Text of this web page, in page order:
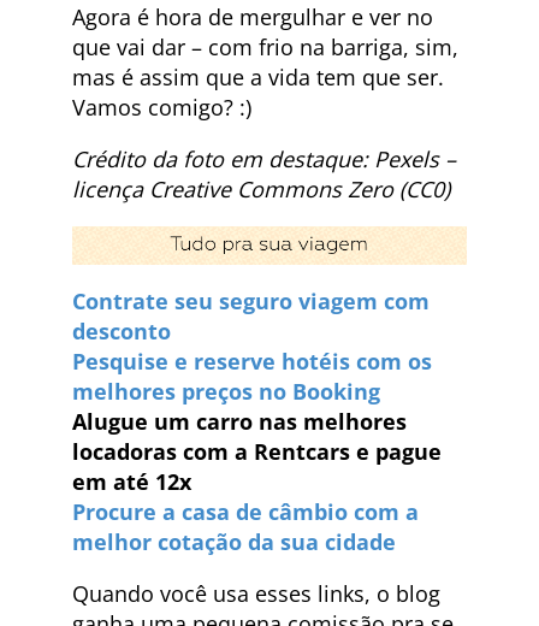
Agora é hora de mergulhar e ver no
que vai dar – com frio na barriga, sim,
mas é assim que a vida tem que ser.
Vamos comigo? :)
Crédito da foto em destaque: Pexels –
licença Creative Commons Zero (CC0)
Contrate seu seguro viagem com
desconto
Pesquise e reserve hotéis com os
melhores preços no Booking
Alugue um carro nas melhores
locadoras com a Rentcars e pague
em até 12x
Procure a casa de câmbio com a
melhor cotação da sua cidade
Quando você usa esses links, o blog